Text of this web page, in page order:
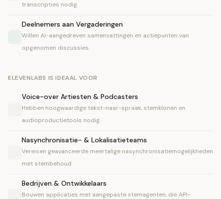
transcripties nodig.
Deelnemers aan Vergaderingen
Willen AI-aangedreven samenvattingen en actiepunten van
opgenomen discussies.
ELEVENLABS IS IDEAAL VOOR
Voice-over Artiesten & Podcasters
Hebben hoogwaardige tekst-naar-spraak, stemklonen en
audioproductietools nodig.
Nasynchronisatie- & Lokalisatieteams
Vereisen geavanceerde meertalige nasynchronisatiemogelijkheden
met stembehoud.
Bedrijven & Ontwikkelaars
Bouwen applicaties met aangepaste stemagenten, die API-